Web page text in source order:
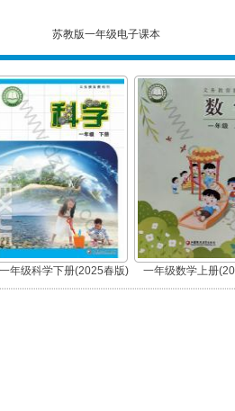
苏教版一年级电子课本
一年级科学下册(2025春版) 一年级数学上册